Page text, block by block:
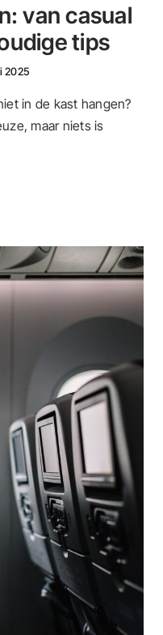
van casual
tips
2025
in de kast hangen?
maar niets is